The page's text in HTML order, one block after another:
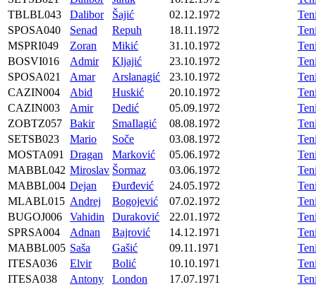
TBLBL043
Dalibor Šajić 02.12.1972
SPOSA040
Senad Repuh 18.11.1972
MSPRI049
Zoran Mikić 31.10.1972
BOSVI016
Admir Kljajić 23.10.1972
SPOSA021
Amar Arslanagić 23.10.1972
CAZIN004
Abid Huskić 20.10.1972
CAZIN003
Amir Dedić 05.09.1972
ZOBTZ057
Bakir SmaIlagić 08.08.1972
SETSB023
Mario Soče 03.08.1972
MOSTA091
Dragan Marković 05.06.1972
MABBL042 Miroslav Šormaz 03.06.1972
MABBL004 Dejan Đurđević 24.05.1972
MLABL015 Andrej Bogojević 07.02.1972
BUGOJ006
Vahidin Duraković 22.01.1972
SPRSA004
Adnan Bajrović 14.12.1971
MABBL005 Saša Gašić 09.11.1971
ITESA036
Elvir Bolić 10.10.1971
ITESA038
Antony London 17.07.1971